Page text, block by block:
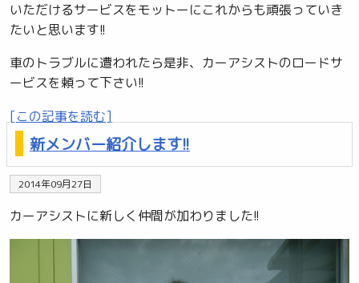
いただけるサービスをモットーにこれからも頑張っていき
たいと思います!!
車のトラブルに遭われたら是非、カーアシストのロードサ
ービスを頼って下さい!!
[この記事を読む]
新メンバー紹介します!!
2014年09月27日
カーアシストに新しく仲間が加わりました!!